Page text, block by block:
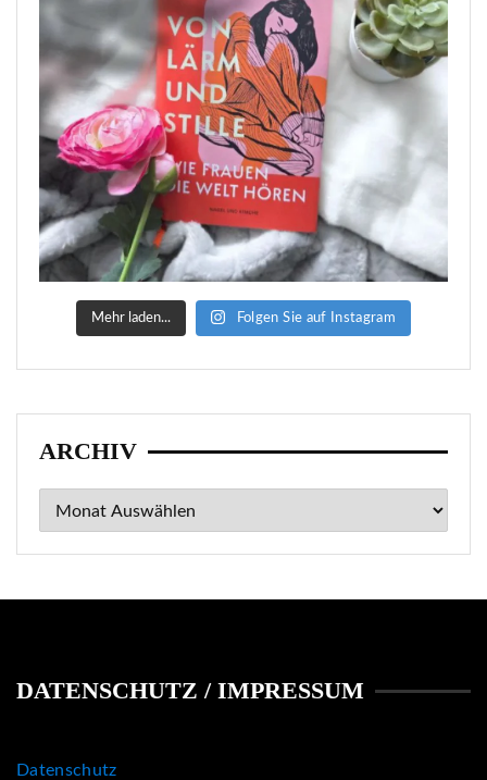
Mehr laden... Folgen Sie auf Instagram
ARCHIV
Archiv
DATENSCHUTZ / IMPRESSUM
Datenschutz